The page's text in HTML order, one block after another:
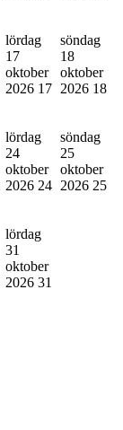
lördag
17
oktober
2026 17
söndag
18
oktober
2026 18
lördag
24
oktober
2026 24
söndag
25
oktober
2026 25
lördag
31
oktober
2026 31